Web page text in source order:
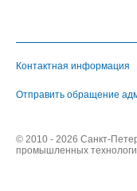
Контактная информация
Отправить обращение
© 2010 - 2026 Санкт-
промышленных